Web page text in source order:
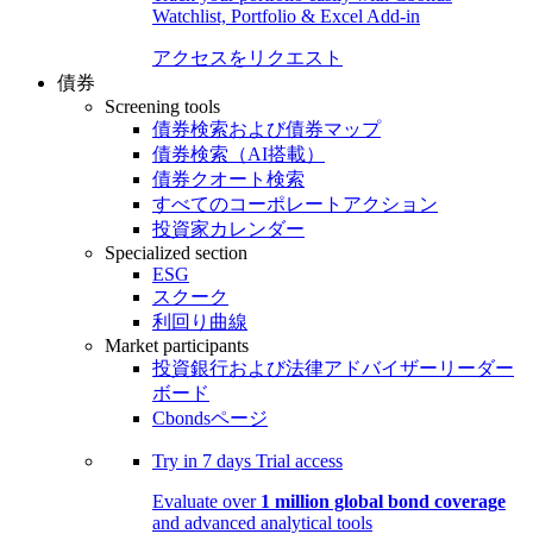
Watchlist, Portfolio & Excel Add-in
アクセスをリクエスト
債券
Screening tools
債券検索および債券マップ
債券検索（AI搭載）
債券クオート検索
すべてのコーポレートアクション
投資家カレンダー
Specialized section
ESG
スクーク
利回り曲線
Market participants
投資銀行および法律アドバイザーリーダー
ボード
Cbondsページ
Try in 7 days Trial access
Evaluate over 1 million global bond coverage
and advanced analytical tools